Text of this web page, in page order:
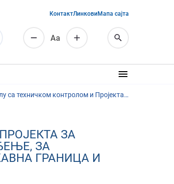
Аа
КонтактЛинковиМапа сајта
Jавнa набавкa – услуге израде Идејног решења, Идејног пројекта, Пројекта за грађевинску дозволу са техничком контролом и Пројекта за извођење, за денивелацију укрштаја железничке пруге број 5 Београд-Шид -државна граница и државног пута IIб реда ЈН 7/2015
ЗА
ЗА
ГРАНИЦА И